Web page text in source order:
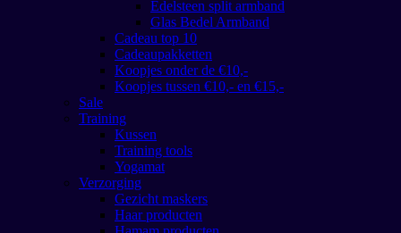
Edelsteen split armband
Glas Bedel Armband
Cadeau top 10
Cadeaupakketten
Koopjes onder de €10,-
Koopjes tussen €10,- en €15,-
Sale
Training
Kussen
Training tools
Yogamat
Verzorging
Gezicht maskers
Haar producten